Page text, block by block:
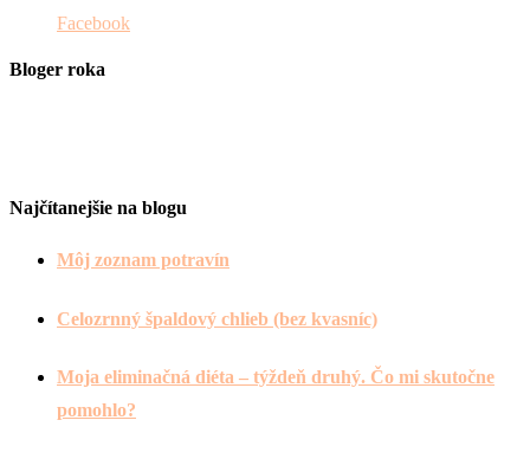
Facebook
Bloger roka
Najčítanejšie na blogu
Môj zoznam potravín
Celozrnný špaldový chlieb (bez kvasníc)
Moja eliminačná diéta – týždeň druhý. Čo mi skutočne
pomohlo?